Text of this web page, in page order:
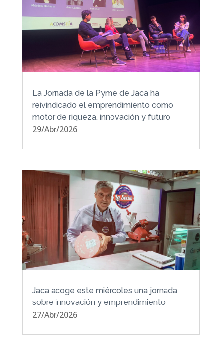
La Jornada de la Pyme de Jaca ha
reivindicado el emprendimiento como
motor de riqueza, innovación y futuro
29/Abr/2026
Jaca acoge este miércoles una jornada
sobre innovación y emprendimiento
27/Abr/2026